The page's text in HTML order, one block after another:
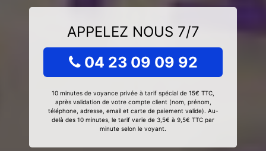
APPELEZ NOUS 7/7
04 23 09 09 92
10 minutes de voyance privée à tarif spécial de 15€ TTC,
après validation de votre compte client (nom, prénom,
téléphone, adresse, email et carte de paiement valide). Au-
delà des 10 minutes, le tarif varie de 3,5€ à 9,5€ TTC par
minute selon le voyant.